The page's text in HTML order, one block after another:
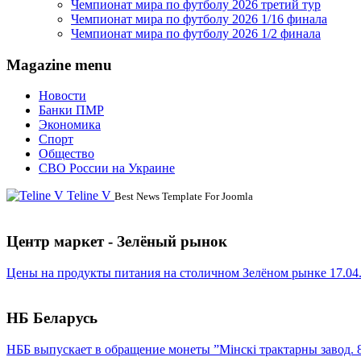
Чемпионат мира по футболу 2026 третий тур
Чемпионат мира по футболу 2026 1/16 финала
Чемпионат мира по футболу 2026 1/2 финала
Magazine menu
Новости
Банки ПМР
Экономика
Спорт
Общество
СВО России на Украине
Teline V Best News Template For Joomla
Центр маркет - Зелёный рынок
Цены на продукты питания на столичном Зелёном рынке
НБ Беларусь
НББ выпускает в обращение монеты ”Мінскі трактарны завод.